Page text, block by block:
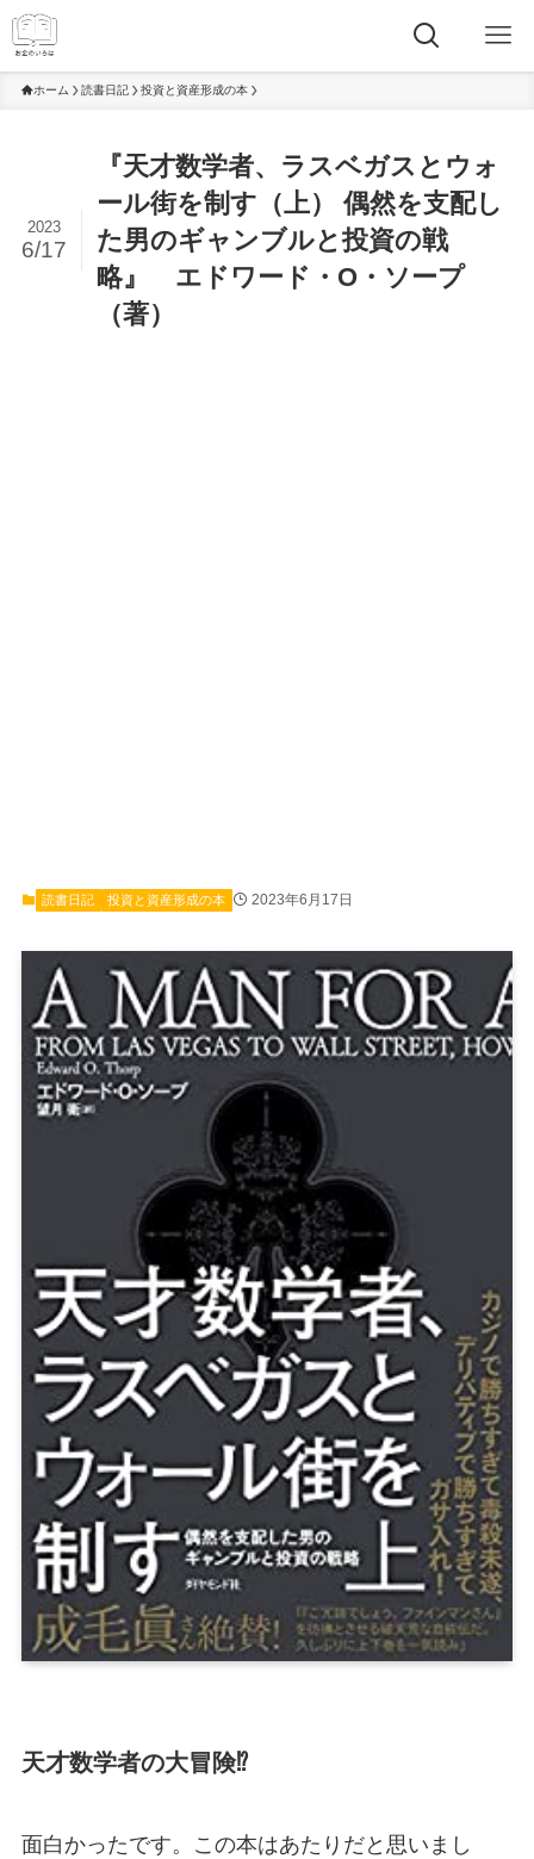
ホーム 読書日記 投資と資産形成の本
『天才数学者、ラスベガスとウォ
ール街を制す（上） 偶然を支配し
た男のギャンブルと投資の戦
略』 エドワード・O・ソープ
（著）
2023
6/17
読書日記 投資と資産形成の本 2023年6月17日
天才数学者の大冒険⁉
面白かったです。この本はあたりだと思いまし